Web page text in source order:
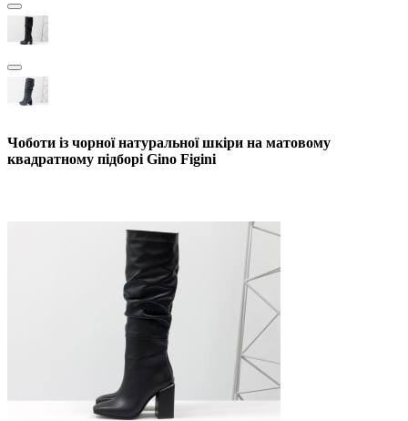
Чоботи із чорної натуральної шкіри на матовому
квадратному підборі Gino Figini